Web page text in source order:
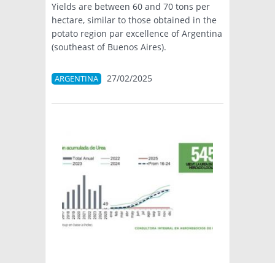
LA PAPA
RESOLUCIONES Y NORMATIVAS
ENLACES
ARGENPAPA
PUBLICIDAD
CONTACTO
BUSCAR NOTICIAS
Yields are between 60 and 70 tons per
hectare, similar to those obtained in the
potato region par excellence of Argentina
(southeast of Buenos Aires).
ARGENTINA 27/02/2025